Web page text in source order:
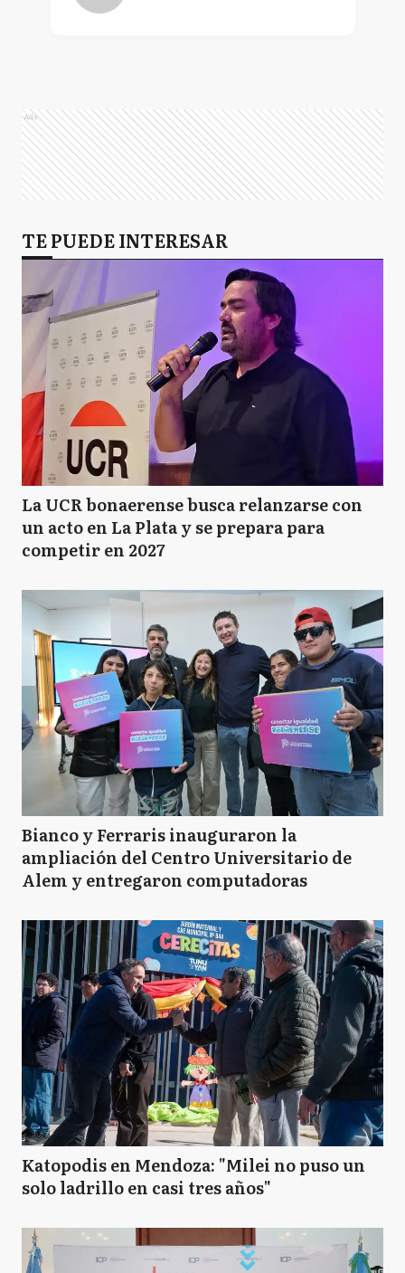
Ads
TE PUEDE INTERESAR
La UCR bonaerense busca relanzarse con
un acto en La Plata y se prepara para
competir en 2027
Bianco y Ferraris inauguraron la
ampliación del Centro Universitario de
Alem y entregaron computadoras
Katopodis en Mendoza: "Milei no puso un
solo ladrillo en casi tres años"